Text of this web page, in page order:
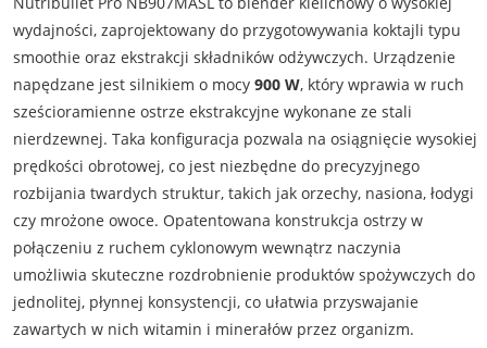
wydajności, zaprojektowany do przygotowywania koktajli typu
smoothie oraz ekstrakcji składników odżywczych. Urządzenie
napędzane jest silnikiem o mocy 900 W, który wprawia w ruch
sześcioramienne ostrze ekstrakcyjne wykonane ze stali
nierdzewnej. Taka konfiguracja pozwala na osiągnięcie wysokiej
prędkości obrotowej, co jest niezbędne do precyzyjnego
rozbijania twardych struktur, takich jak orzechy, nasiona, łodygi
czy mrożone owoce. Opatentowana konstrukcja ostrzy w
połączeniu z ruchem cyklonowym wewnątrz naczynia
umożliwia skuteczne rozdrobnienie produktów spożywczych do
jednolitej, płynnej konsystencji, co ułatwia przyswajanie
zawartych w nich witamin i minerałów przez organizm.